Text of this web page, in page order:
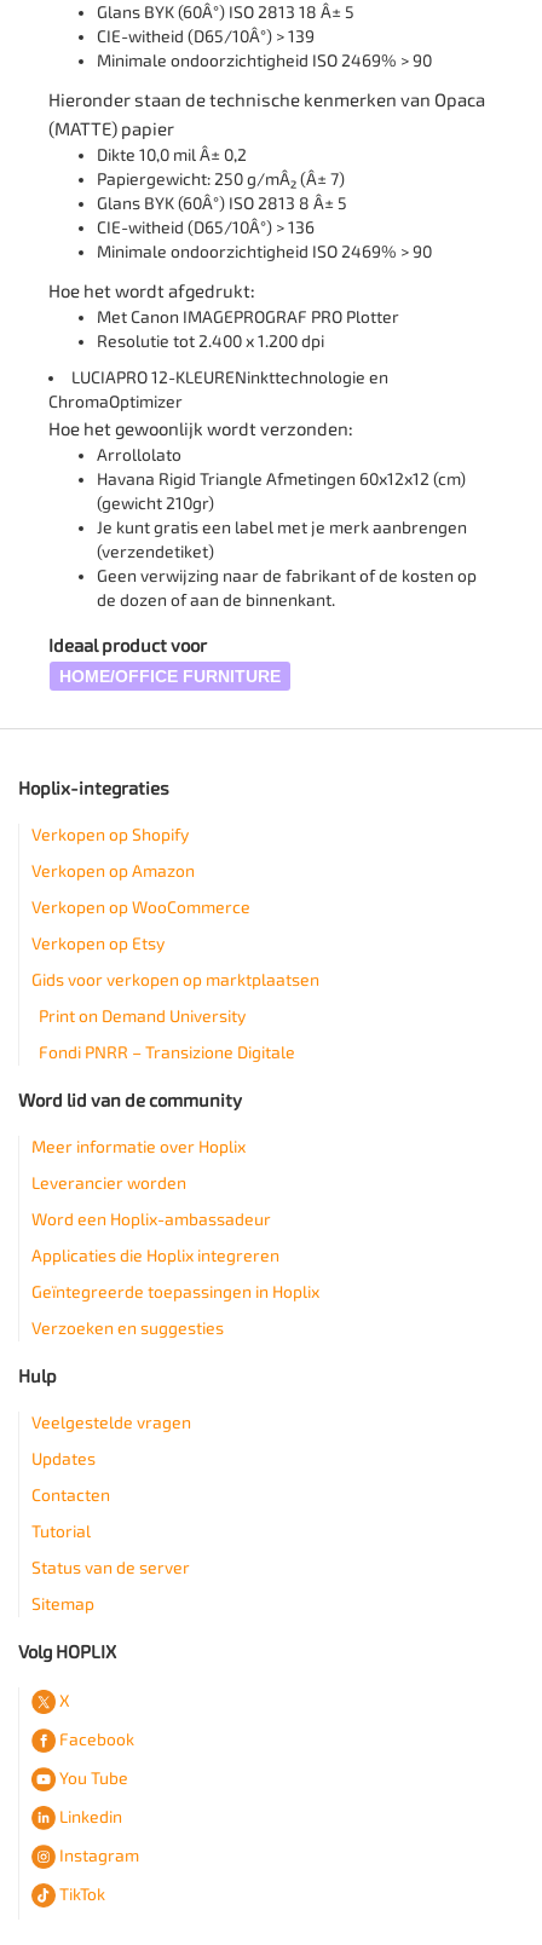
Glans BYK (60Â°) ISO 2813 18 Â± 5
CIE-witheid (D65/10Â°) > 139
Minimale ondoorzichtigheid ISO 2469% > 90
Hieronder staan de technische kenmerken van Opaca
(MATTE) papier
Dikte 10,0 mil Â± 0,2
Papiergewicht: 250 g/mÂ² (Â± 7)
Glans BYK (60Â°) ISO 2813 8 Â± 5
CIE-witheid (D65/10Â°) > 136
Minimale ondoorzichtigheid ISO 2469% > 90
Hoe het wordt afgedrukt:
Met Canon IMAGEPROGRAF PRO Plotter
Resolutie tot 2.400 x 1.200 dpi
LUCIAPRO 12-KLEURENinkttechnologie en
ChromaOptimizer
Hoe het gewoonlijk wordt verzonden:
Arrollolato
Havana Rigid Triangle Afmetingen 60x12x12 (cm)
(gewicht 210gr)
Je kunt gratis een label met je merk aanbrengen
(verzendetiket)
Geen verwijzing naar de fabrikant of de kosten op
de dozen of aan de binnenkant.
Ideaal product voor
HOME/OFFICE FURNITURE
Hoplix-integraties
Verkopen op Shopify
Verkopen op Amazon
Verkopen op WooCommerce
Verkopen op Etsy
Gids voor verkopen op marktplaatsen
Print on Demand University
Fondi PNRR – Transizione Digitale
Word lid van de community
Meer informatie over Hoplix
Leverancier worden
Word een Hoplix-ambassadeur
Applicaties die Hoplix integreren
Geïntegreerde toepassingen in Hoplix
Verzoeken en suggesties
Hulp
Veelgestelde vragen
Updates
Contacten
Tutorial
Status van de server
Sitemap
Volg HOPLIX
X
Facebook
You Tube
Linkedin
Instagram
TikTok